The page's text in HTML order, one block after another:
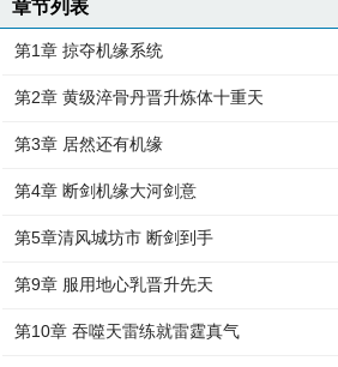
章节列表
第1章 掠夺机缘系统
第2章 黄级淬骨丹晋升炼体十重天
第3章 居然还有机缘
第4章 断剑机缘大河剑意
第5章清风城坊市 断剑到手
第9章 服用地心乳晋升先天
第10章 吞噬天雷练就雷霆真气